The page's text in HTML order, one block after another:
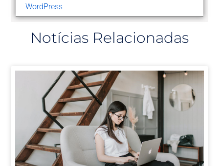
WordPress
Notícias Relacionadas